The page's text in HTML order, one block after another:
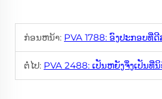
ກ່ອນຫນ້າ: PVA 1788: ອົງປະກອບທີ່ດີສ
ຕໍ່ໄປ: PVA 2488: ເປັນຫຍັງຈຶ່ງເປັນທີ່ນິຍົມໃນການນຳໃຊ້